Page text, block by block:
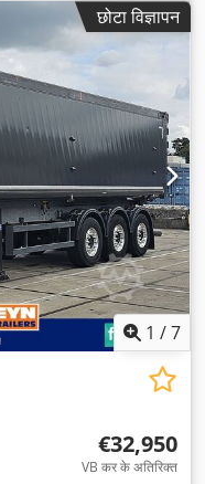
छोटा विज्ञापन
1 /7
€32,950
VB कर के अतिरिक्त